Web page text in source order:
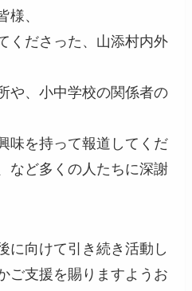
様、
くださった、山添村内外
や、小中学校の関係者の
味を持って報道してくだ
など多くの人たちに深謝
に向けて引き続き活動し
ご支援を賜りますようお